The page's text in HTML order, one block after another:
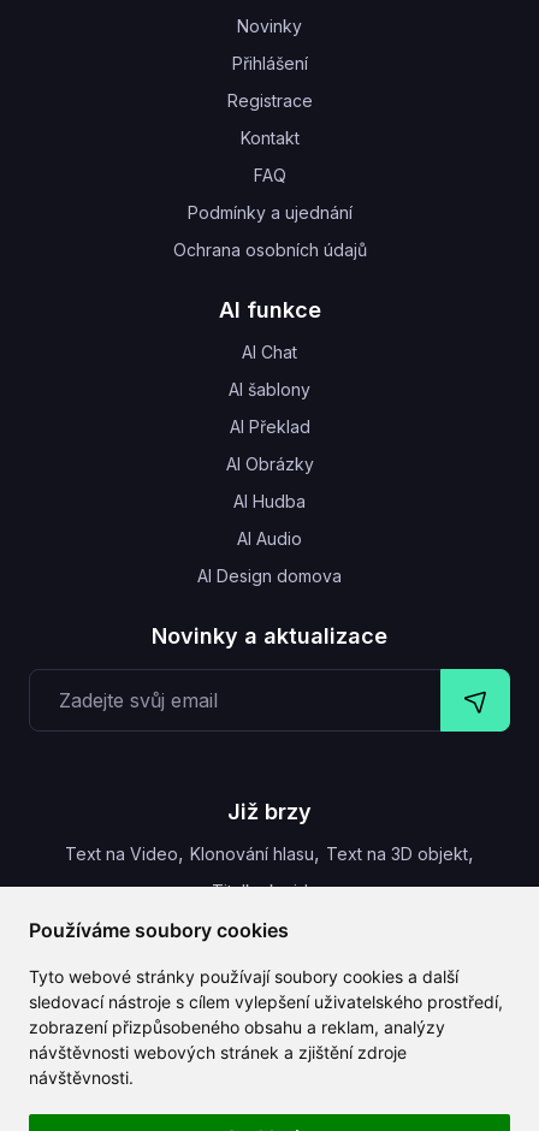
Používáme soubory cookies
Tyto webové stránky používají soubory cookies a další
sledovací nástroje s cílem vylepšení uživatelského prostředí,
zobrazení přizpůsobeného obsahu a reklam, analýzy
návštěvnosti webových stránek a zjištění zdroje
návštěvnosti.
Novinky
Přihlášení
Registrace
Kontakt
FAQ
Podmínky a ujednání
Ochrana osobních údajů
AI funkce
AI Chat
AI šablony
AI Překlad
AI Obrázky
AI Hudba
AI Audio
AI Design domova
Novinky a aktualizace
Již brzy
Text na Video, Klonování hlasu, Text na 3D objekt,
Titulky k videu
CLAILA kombinuje všechny nejlepší AI funkce dostupné
globálně